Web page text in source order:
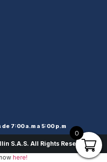
7:00 a.m a 5:00 p.m
S.A.S. All Rights Reserved.
0
here!